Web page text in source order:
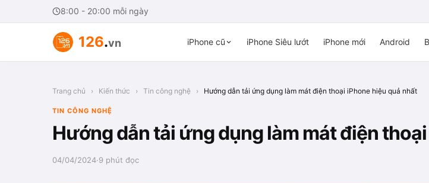
8:00 - 20:00 mỗi ngày
126.vn iPhone cũ iPhone Siêu lướt iPhone mới Android
Trang chủ › Kiến thức › Tin công nghệ › Hướng dẫn tải ứng dụng làm mát điện thoại iPhone hiệu quả nhất
TIN CÔNG NGHỆ
Hướng dẫn tải ứng dụng làm mát điện
04/04/2024·9 phút đọc